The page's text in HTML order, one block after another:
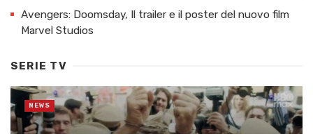
Avengers: Doomsday, Il trailer e il poster del nuovo film
Marvel Studios
SERIE TV
NEWS